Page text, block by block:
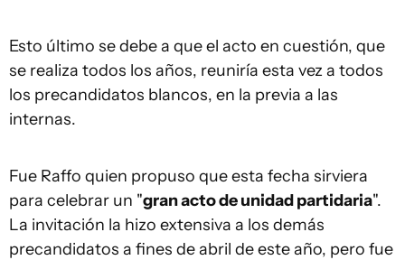
Esto último se debe a que el acto en cuestión, que
se realiza todos los años, reuniría esta vez a todos
los precandidatos blancos, en la previa a las
internas.
Fue Raffo quien propuso que esta fecha sirviera
para celebrar un "gran acto de unidad partidaria".
La invitación la hizo extensiva a los demás
precandidatos a fines de abril de este año, pero fue